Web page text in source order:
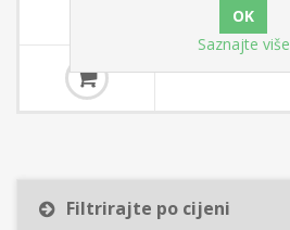
13,75 €
Filtrirajte po cijeni
Saznajte više